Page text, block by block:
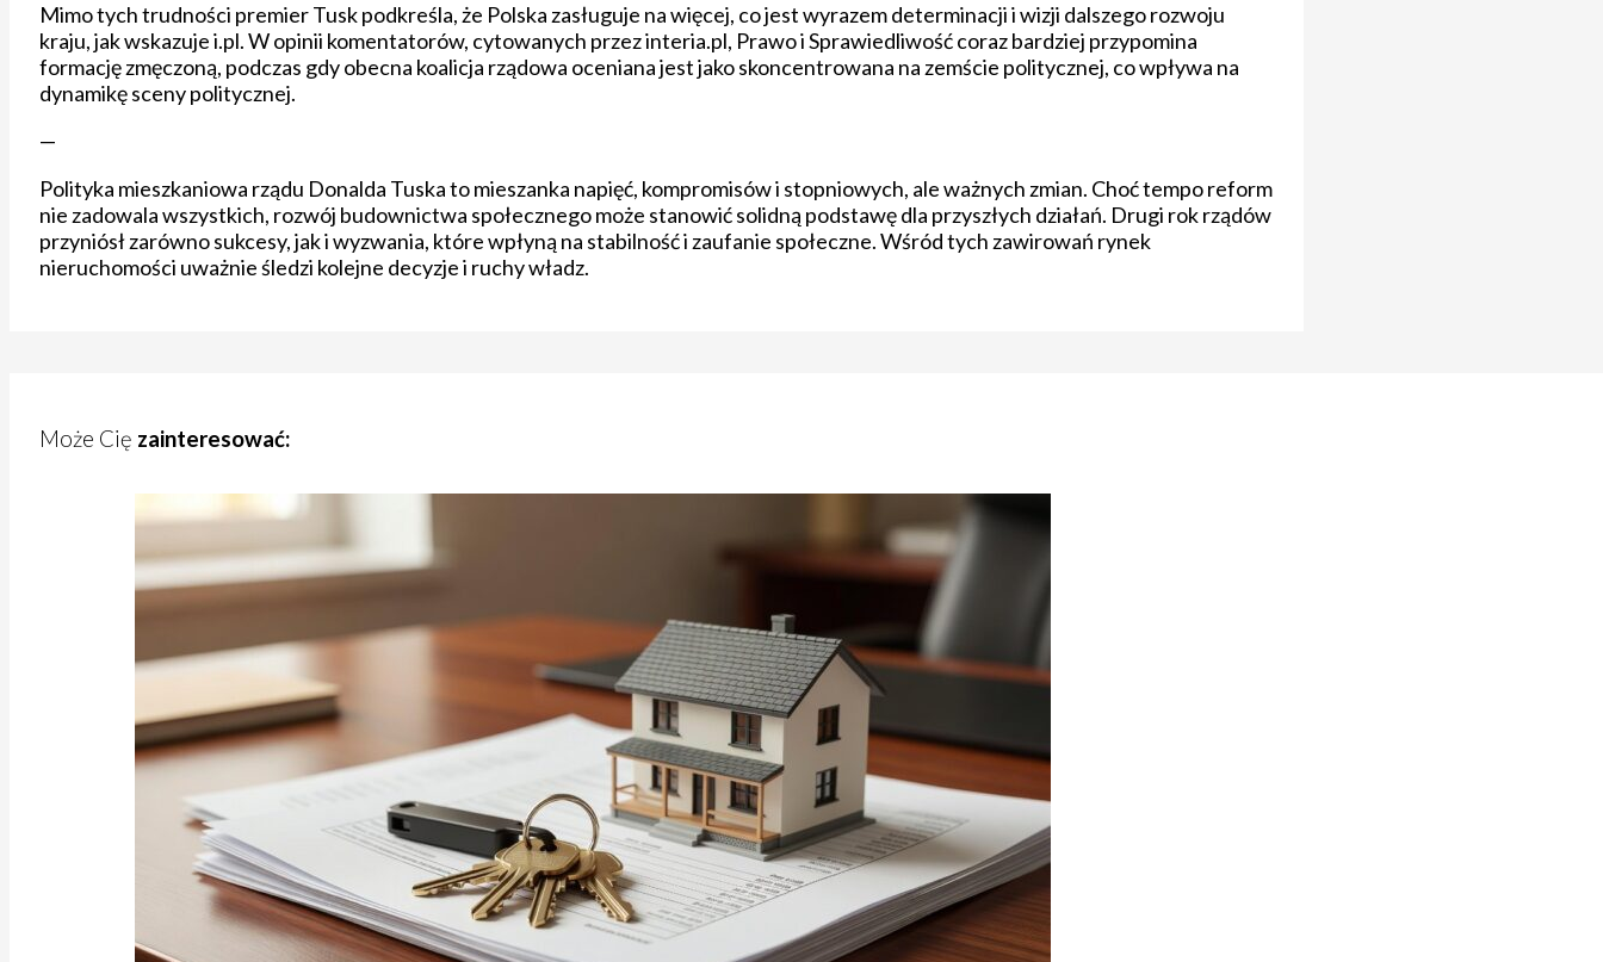
Mimo tych trudności premier Tusk podkreśla, że Polska zasługuje na więcej, co jest wyrazem determinacji i wizji dalszego rozwoju
kraju, jak wskazuje i.pl. W opinii komentatorów, cytowanych przez interia.pl, Prawo i Sprawiedliwość coraz bardziej przypomina
formację zmęczoną, podczas gdy obecna koalicja rządowa oceniana jest jako skoncentrowana na zemście politycznej, co wpływa na
dynamikę sceny politycznej.
—
Polityka mieszkaniowa rządu Donalda Tuska to mieszanka napięć, kompromisów i stopniowych, ale ważnych zmian. Choć tempo reform
nie zadowala wszystkich, rozwój budownictwa społecznego może stanowić solidną podstawę dla przyszłych działań. Drugi rok rządów
przyniósł zarówno sukcesy, jak i wyzwania, które wpłyną na stabilność i zaufanie społeczne. Wśród tych zawirowań rynek
nieruchomości uważnie śledzi kolejne decyzje i ruchy władz.
Może Cię zainteresować: